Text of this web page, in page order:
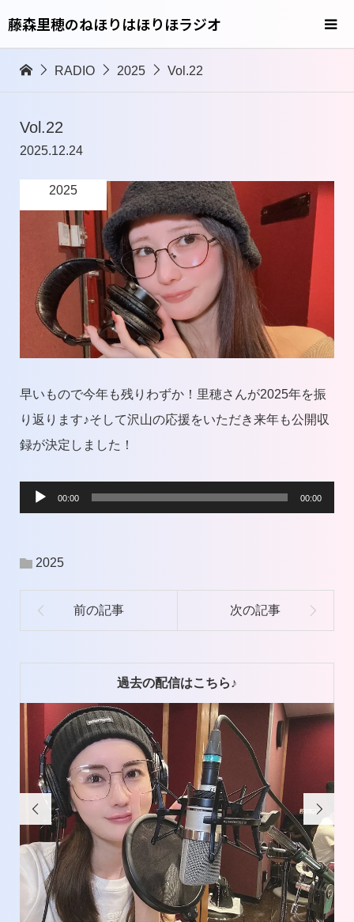
藤森里穂のねほりはほりほラジオ
RADIO 2025 Vol.22
Vol.22
2025.12.24
2025
早いもので今年も残りわずか！里穂さんが2025年を振
り返ります♪そして沢山の応援をいただき来年も公開収
録が決定しました！
プ
00:00 00:00
2025
過去の配信はこちら♪
 